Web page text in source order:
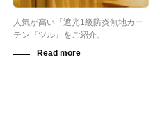
人気が高い「遮光1級防炎無地カー
テン『ツル』をご紹介。